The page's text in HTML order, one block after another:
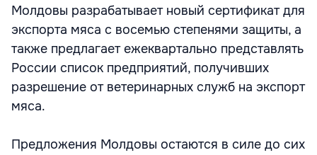
Молдовы разрабатывает новый сертификат для
экспорта мяса с восемью степенями защиты, а
также предлагает ежеквартально представлять
России список предприятий, получивших
разрешение от ветеринарных служб на экспорт
мяса.
Предложения Молдовы остаются в силе до сих